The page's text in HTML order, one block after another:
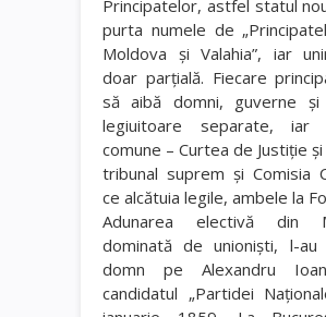
Principatelor, astfel statul
purta numele de
Moldova şi Valahia”, iar
doar parţială. Fiecare
să aibă domni, guverne şi
legiuitoare separate, iar
comune – Curtea de Justiţie şi
tribunal suprem şi Comisia
ce alcătuia legile, ambele la
Adunarea electivă din
dominată de unionişti, l-au
domn pe Alexandru
candidatul „Partidei